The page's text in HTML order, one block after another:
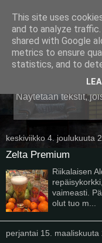
Pullollinen
Näytetään tekstit,
keskiviikko 4. joulukuuta
Zelta Premium
Riikalaisen
vaimeasti.
olut tuo m...
perjantai 15. maaliskuuta
This site uses
and to analyze
shared with Google
metrics to ensure
statistics, and to